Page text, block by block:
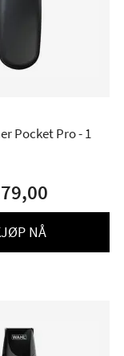
Pocket Pro - 1
NÅ